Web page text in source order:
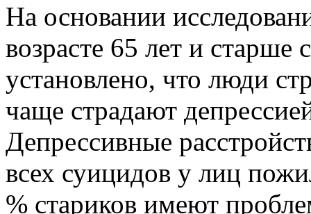
На основании
возрасте 65 лет и
установлено, что люди
чаще страдают
Депрессивные
всех суицидов у лиц
% стариков имеют